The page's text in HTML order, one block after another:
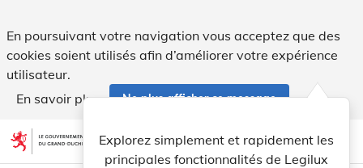
En poursuivant votre navigation vous acceptez que des
cookies soient utilisés afin d’améliorer votre expérience
utilisateur.
En savoir plus
Ne plus afficher ce message
Aller au contenu account_circle help Aide
Explorez simplement et rapidement les
principales fonctionnalités de Legilux
light_mode dark_mode